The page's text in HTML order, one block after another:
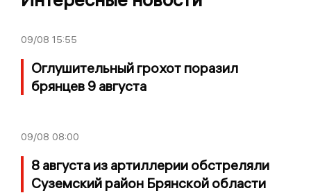
09/08 15:55
Оглушительный грохот поразил
брянцев 9 августа
09/08 08:00
8 августа из артиллерии обстреляли
Суземский район Брянской области